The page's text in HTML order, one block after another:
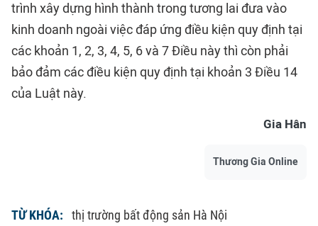
trình xây dựng hình thành trong tương lai đưa vào
kinh doanh ngoài việc đáp ứng điều kiện quy định tại
các khoản 1, 2, 3, 4, 5, 6 và 7 Điều này thì còn phải
bảo đảm các điều kiện quy định tại khoản 3 Điều 14
của Luật này.
Gia Hân
Thương Gia Online
TỪ KHÓA:
thị trường bất động sản Hà Nội